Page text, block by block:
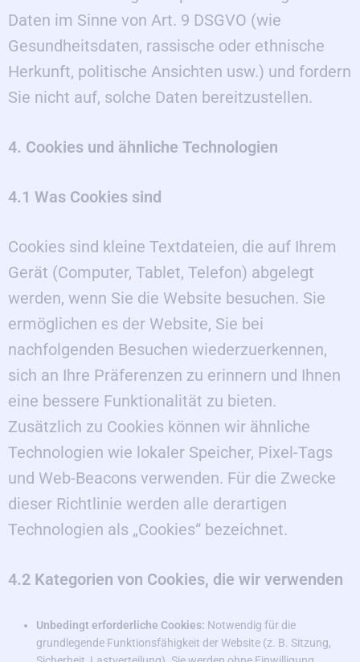
Daten im Sinne von Art. 9 DSGVO (wie
Gesundheitsdaten, rassische oder ethnische
Herkunft, politische Ansichten usw.) und fordern
Sie nicht auf, solche Daten bereitzustellen.
4. Cookies und ähnliche Technologien
4.1 Was Cookies sind
Cookies sind kleine Textdateien, die auf Ihrem
Gerät (Computer, Tablet, Telefon) abgelegt
werden, wenn Sie die Website besuchen. Sie
ermöglichen es der Website, Sie bei
nachfolgenden Besuchen wiederzuerkennen,
sich an Ihre Präferenzen zu erinnern und Ihnen
eine bessere Funktionalität zu bieten.
Zusätzlich zu Cookies können wir ähnliche
Technologien wie lokaler Speicher, Pixel-Tags
und Web-Beacons verwenden. Für die Zwecke
dieser Richtlinie werden alle derartigen
Technologien als „Cookies“ bezeichnet.
4.2 Kategorien von Cookies, die wir verwenden
Unbedingt erforderliche Cookies: Notwendig für die
grundlegende Funktionsfähigkeit der Website (z. B. Sitzung,